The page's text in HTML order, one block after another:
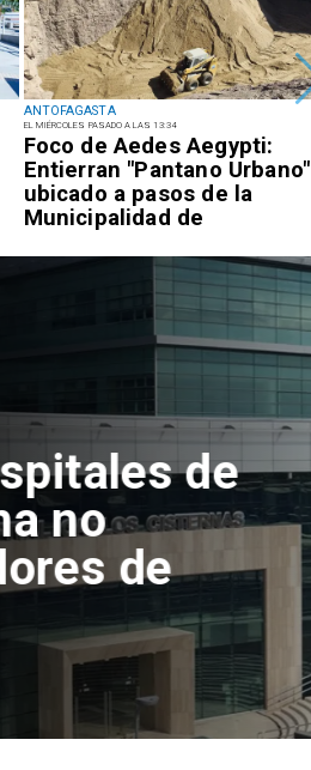
ANTOFAGASTA
EL MIÉRCOLES PASADO A LAS 13:34
Foco de Aedes Aegypti:
Entierran "Pantano Urbano"
ubicado a pasos de la
Municipalidad de